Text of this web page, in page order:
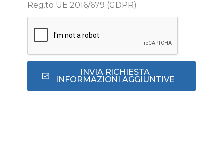
Reg.to UE 2016/679 (GDPR)
INVIA RICHIESTA
INFORMAZIONI AGGIUNTIVE